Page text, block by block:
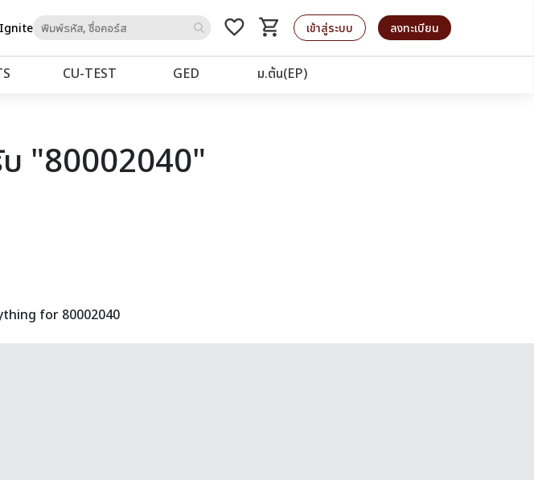
to
favorite_border shopping_cart
รถเข็น เข้าสู่ระบบ ลงทะเบียน
CU‑TEST GED ม.ต้น(EP)
"80002040"
for 80002040